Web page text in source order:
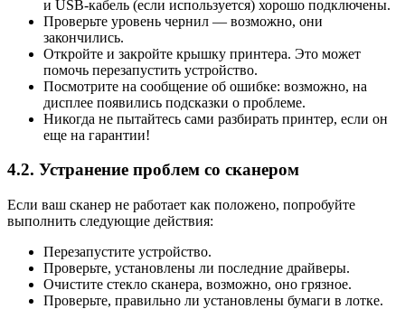
и USB-кабель (если используется) хорошо подключены.
Проверьте уровень чернил — возможно, они
закончились.
Откройте и закройте крышку принтера. Это может
помочь перезапустить устройство.
Посмотрите на сообщение об ошибке: возможно, на
дисплее появились подсказки о проблеме.
Никогда не пытайтесь сами разбирать принтер, если он
еще на гарантии!
4.2. Устранение проблем со сканером
Если ваш сканер не работает как положено, попробуйте
выполнить следующие действия:
Перезапустите устройство.
Проверьте, установлены ли последние драйверы.
Очистите стекло сканера, возможно, оно грязное.
Проверьте, правильно ли установлены бумаги в лотке.